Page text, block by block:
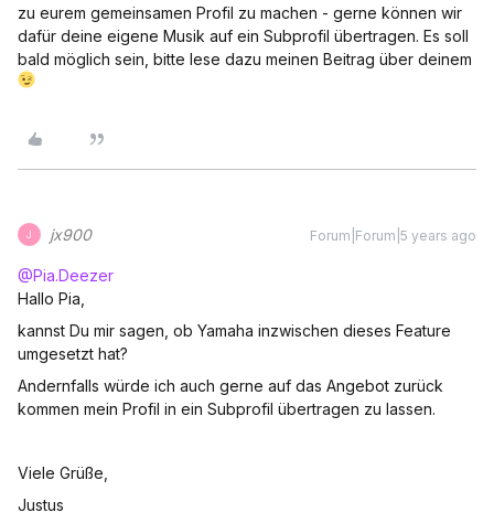
zu eurem gemeinsamen Profil zu machen - gerne können wir
dafür deine eigene Musik auf ein Subprofil übertragen. Es soll
bald möglich sein, bitte lese dazu meinen Beitrag über deinem
J jx900 Forum|Forum|5 years ago
@Pia.Deezer
Hallo Pia,
kannst Du mir sagen, ob Yamaha inzwischen dieses Feature
umgesetzt hat?
Andernfalls würde ich auch gerne auf das Angebot zurück
kommen mein Profil in ein Subprofil übertragen zu lassen.
Viele Grüße,
Justus